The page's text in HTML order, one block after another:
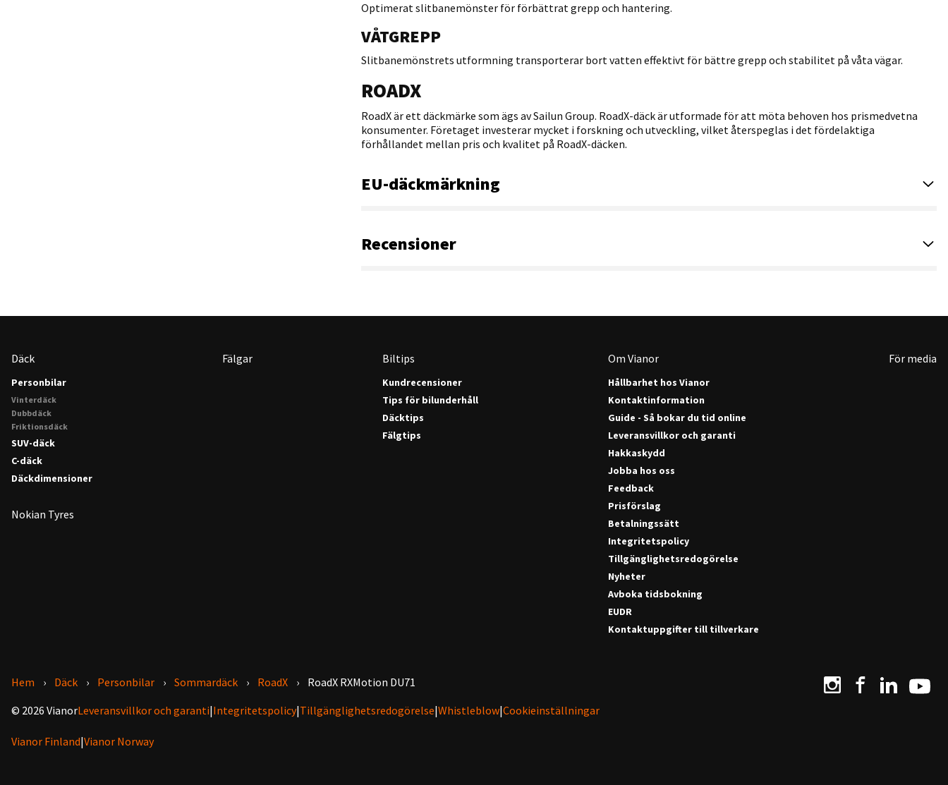
Optimerat slitbanemönster för förbättrat grepp och hantering.
VÅTGREPP
Slitbanemönstrets utformning transporterar bort vatten effektivt för bättre grepp och stabilitet på våta vägar.
ROADX
RoadX är ett däckmärke som ägs av Sailun Group. RoadX-däck är utformade för att möta behoven hos prismedvetna
konsumenter. Företaget investerar mycket i forskning och utveckling, vilket återspeglas i det fördelaktiga
förhållandet mellan pris och kvalitet på RoadX-däcken.
EU-däckmärkning
Recensioner
Däck
Personbilar
Vinterdäck
Dubbdäck
Friktionsdäck
SUV-däck
C-däck
Däckdimensioner
Nokian Tyres
Fälgar Biltips
Kundrecensioner
Tips för bilunderhåll
Däcktips
Fälgtips
Om Vianor
Hållbarhet hos Vianor
Kontaktinformation
Guide - Så bokar du tid online
Leveransvillkor och garanti
Hakkaskydd
Jobba hos oss
Feedback
Prisförslag
Betalningssätt
Integritetspolicy
Tillgänglighetsredogörelse
Nyheter
Avboka tidsbokning
EUDR
Kontaktuppgifter till tillverkare
För media
Hem Däck Personbilar Sommardäck RoadX
RoadX RXMotion DU71
© 2026 VianorLeveransvillkor och garanti|Integritetspolicy|Tillgänglighetsredogörelse|Whistleblow|Cookieinställningar
Vianor Finland|Vianor Norway